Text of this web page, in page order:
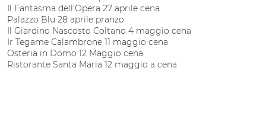
Il Fantasma dell'Opera 27 aprile cena
Palazzo Blu 28 aprile pranzo
Il Giardino Nascosto Coltano 4 maggio cena
Ir Tegame Calambrone 11 maggio cena
Osteria in Domo 12 Maggio cena
Ristorante Santa Maria 12 maggio a cena